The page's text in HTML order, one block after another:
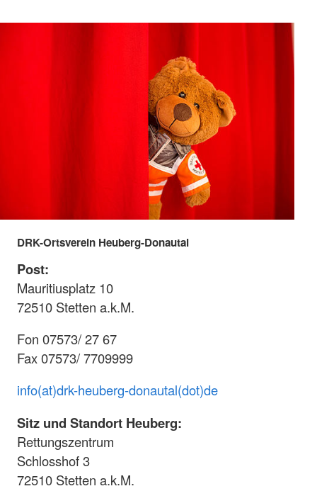
DRK-Ortsverein Heuberg-Donautal
Post:
Mauritiusplatz 10
72510 Stetten a.k.M.
Fon 07573/ 27 67
Fax 07573/ 7709999
info(at)drk-heuberg-donautal(dot)de
Sitz und Standort Heuberg:
Rettungszentrum
Schlosshof 3
72510 Stetten a.k.M.